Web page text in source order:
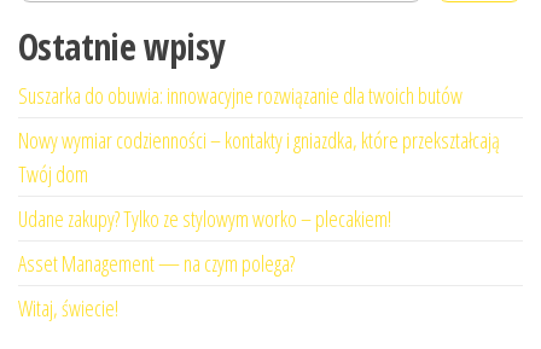
Ostatnie wpisy
Suszarka do obuwia: innowacyjne rozwiązanie dla twoich butów
Nowy wymiar codzienności – kontakty i gniazdka, które przekształcają
Twój dom
Udane zakupy? Tylko ze stylowym worko – plecakiem!
Asset Management — na czym polega?
Witaj, świecie!